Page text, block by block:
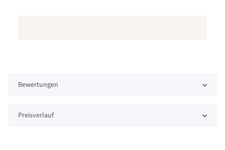
Bewertungen
Preisverlauf